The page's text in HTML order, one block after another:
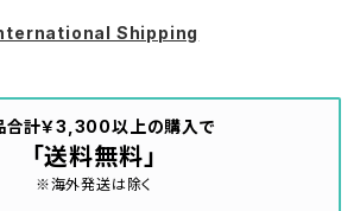
Shipping
合計￥3,300以上の購入で
「送料無料」
※海外発送は除く